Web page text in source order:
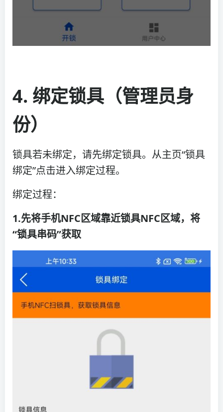
4. 绑定锁具（管理员身
份）
锁具若未绑定，请先绑定锁具。从主页“锁具
绑定”点击进入绑定过程。
绑定过程：
1.先将手机NFC区域靠近锁具NFC区域，将
“锁具串码”获取